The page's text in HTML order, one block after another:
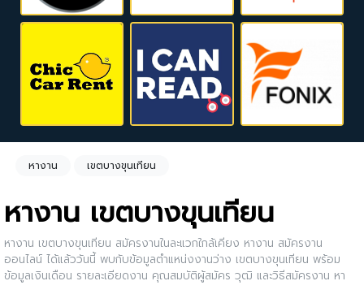
หางาน เขตบางขุนเทียน
หางาน เขตบางขุนเทียน
หางาน เขตบางขุนเทียน สมัครงานในละแวกใกล้เคียง หางาน สมัครงาน
ออนไลน์ ได้แล้ววันนี้ พบกับข้อมูลตำแหน่งงานว่าง เขตบางขุนเทียน พร้อม
ข้อมูลเงินเดือน รายละเอียดงาน คุณสมบัติผู้สมัคร วุฒิ และวิธีสมัครงาน หา